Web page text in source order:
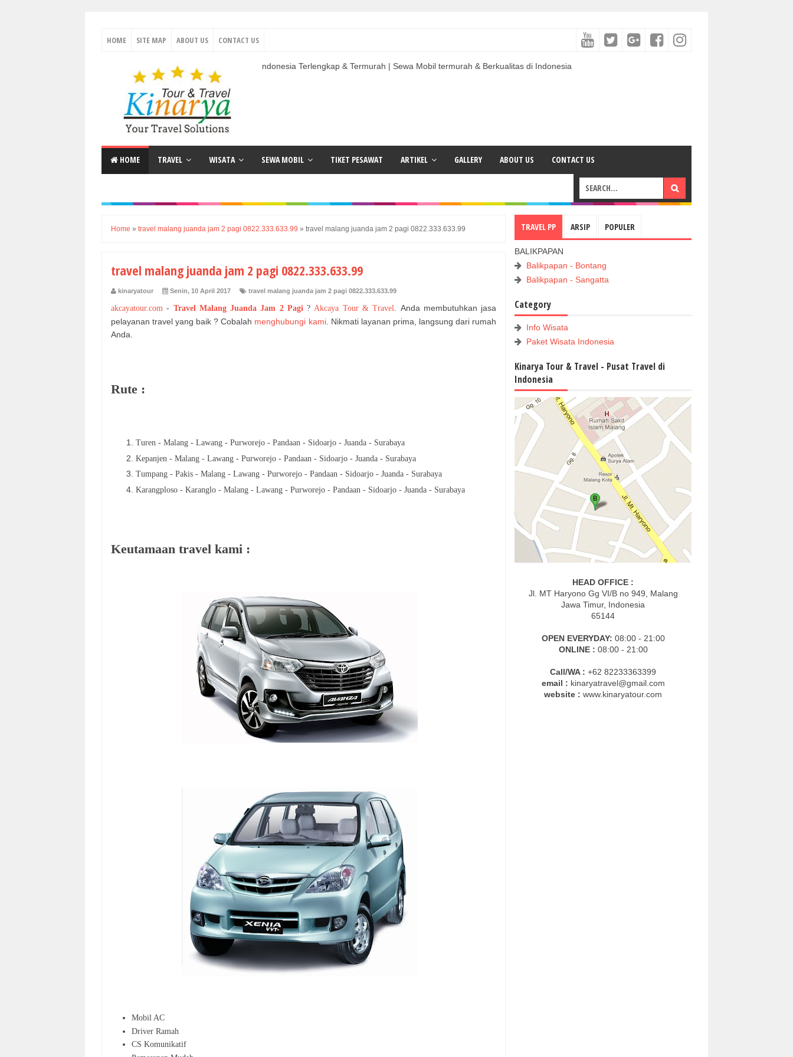
HOME SITE MAP ABOUT US CONTACT US
Travel Antar Kota Terlengkap | Paket Wisata Indonesia Terlengkap & Termurah | Sewa Mobil termurah & Berkualitas di Indonesia
HOME TRAVEL WISATA SEWA MOBIL TIKET PESAWAT ARTIKEL GALLERY ABOUT US CONTACT US
Home » travel malang juanda jam 2 pagi 0822.333.633.99 » travel malang juanda jam 2 pagi 0822.333.633.99
travel malang juanda jam 2 pagi 0822.333.633.99
kinaryatour Senin, 10 April 2017 travel malang juanda jam 2 pagi 0822.333.633.99
akcayatour.com - Travel Malang Juanda Jam 2 Pagi ? Akcaya Tour & Travel
. Anda membutuhkan jasa
pelayanan travel yang baik ? Cobalah menghubungi kami. Nikmati layanan prima, langsung dari rumah
Anda.
Rute :
Turen - Malang - Lawang - Purworejo - Pandaan - Sidoarjo - Juanda - Surabaya
Kepanjen - Malang - Lawang - Purworejo - Pandaan - Sidoarjo - Juanda - Surabaya
Tumpang - Pakis - Malang - Lawang - Purworejo - Pandaan - Sidoarjo - Juanda - Surabaya
Karangploso - Karanglo - Malang - Lawang - Purworejo - Pandaan - Sidoarjo - Juanda - Surabaya
Keutamaan travel kami :
Mobil AC
Driver Ramah
CS Komunikatif
TRAVEL PP ARSIP POPULER
BALIKPAPAN
Balikpapan - Bontang
Balikpapan - Sangatta
Category
Info Wisata
Paket Wisata Indonesia
Kinarya Tour & Travel - Pusat Travel di
Indonesia
HEAD OFFICE :
Jl. MT Haryono Gg VI/B no 949, Malang
Jawa Timur, Indonesia
65144
OPEN EVERYDAY: 08:00 - 21:00
ONLINE : 08:00 - 21:00
Call/WA : +62 82233363399
email : kinaryatravel@gmail.com
website : www.kinaryatour.com